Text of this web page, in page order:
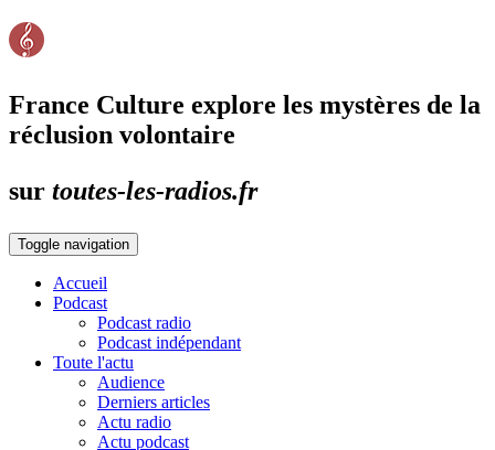
France Culture explore les mystères de la
réclusion volontaire
sur toutes-les-radios.fr
Toggle navigation
Accueil
Podcast
Podcast radio
Podcast indépendant
Toute l'actu
Audience
Derniers articles
Actu radio
Actu podcast